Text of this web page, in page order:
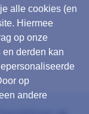
alle cookies (en
Hiermee
op onze
derden kan
op
andere